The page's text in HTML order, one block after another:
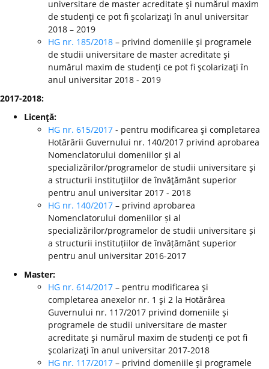
universitare de master acreditate şi numărul maxim
de studenţi ce pot fi şcolarizaţi în anul universitar
2018 – 2019
HG nr. 185/2018 – privind domeniile şi programele
de studii universitare de master acreditate şi
numărul maxim de studenţi ce pot fi şcolarizaţi în
anul universitar 2018 - 2019
2017-2018:
Licenţă:
HG nr. 615/2017 - pentru modificarea şi completarea
Hotărârii Guvernului nr. 140/2017 privind aprobarea
Nomenclatorului domeniilor şi al
specializărilor/programelor de studii universitare şi
a structurii instituţiilor de învăţământ superior
pentru anul universitar 2017 - 2018
HG nr. 140/2017 – privind aprobarea
Nomenclatorului domeniilor și al
specializărilor/programelor de studii universitare și
a structurii instituțiilor de învățământ superior
pentru anul universitar 2016-2017
Master:
HG nr. 614/2017 – pentru modificarea şi
completarea anexelor nr. 1 şi 2 la Hotărârea
Guvernului nr. 117/2017 privind domeniile şi
programele de studii universitare de master
acreditate şi numărul maxim de studenţi ce pot fi
şcolarizaţi în anul universitar 2017-2018
HG nr. 117/2017 – privind domeniile şi programele